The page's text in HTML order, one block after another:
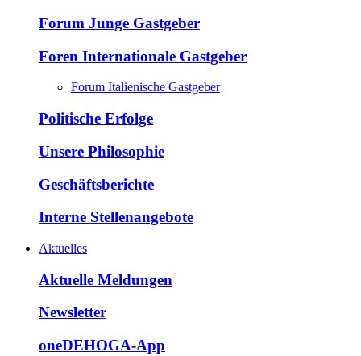
Forum Junge Gastgeber
Foren Internationale Gastgeber
Forum Italienische Gastgeber
Politische Erfolge
Unsere Philosophie
Geschäftsberichte
Interne Stellenangebote
Aktuelles
Aktuelle Meldungen
Newsletter
oneDEHOGA-App